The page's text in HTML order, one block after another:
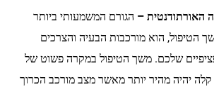
האורתודנטית – הגורם המשמעותי ביותר
הטיפול, הוא מורכבות הבעיה והצרכים
שלכם. משך הטיפול במקרה פשוט של
קלה יהיה מהיר יותר מאשר מצב מורכב הכרוך